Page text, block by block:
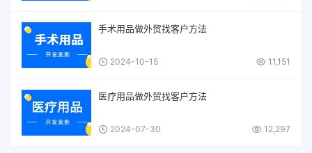
手术用品做外贸找客户方法
2024-10-15 11,151
医疗用品做外贸找客户方法
2024-07-30 12,297